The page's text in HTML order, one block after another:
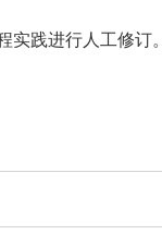
践进行人工修订。